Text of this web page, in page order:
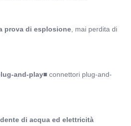
prova di esplosione , mai perdita di
and-play■ connettori plug-and-
di acqua ed elettricità